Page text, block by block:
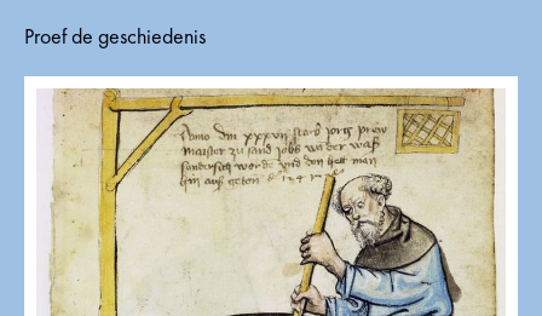
Proef de geschiedenis